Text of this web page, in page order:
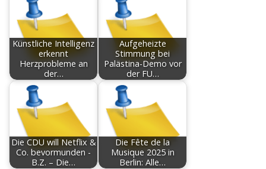
Künstliche Intelligenz
erkennt
Herzprobleme an
der…
Aufgeheizte
Stimmung bei
Palästina-Demo vor
der FU…
Die CDU will Netflix &
Co. bevormunden -
B.Z. – Die…
Die Fête de la
Musique 2025 in
Berlin: Alle…